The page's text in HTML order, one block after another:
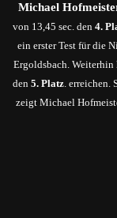
Michael
von 13,45 sec. den 4.
ein erster Test für die
Ergoldsbach. Weiterhin
den 5. Platz. erreichen.
zeigt Michael